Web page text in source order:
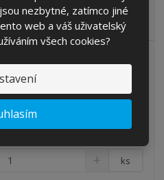
nezbytné, zatímco jiné
web a váš uživatelský
všech cookies?
ochranu zboží - ovinutím
...
500 mm x 23 ...
ks